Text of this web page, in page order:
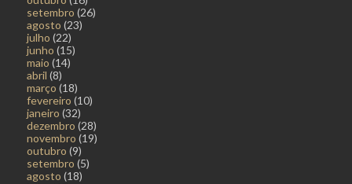
setembro (26)
agosto (23)
julho (22)
junho (15)
maio (14)
abril (8)
março (18)
fevereiro (10)
janeiro (32)
dezembro (28)
novembro (19)
outubro (9)
setembro (5)
agosto (18)